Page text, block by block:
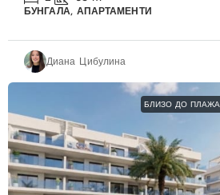
БУНГАЛА, АПАРТАМЕНТИ
Диана Цибулина
БЛИЗО ДО ПЛАЖА